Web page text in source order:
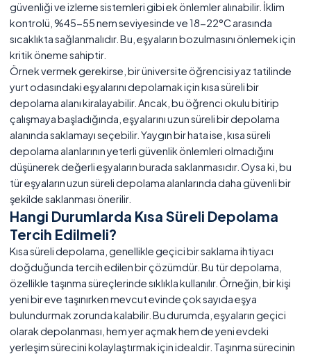
güvenliği ve izleme sistemleri gibi ek önlemler alınabilir. İklim
kontrolü, %45-55 nem seviyesinde ve 18-22°C arasında
sıcaklıkta sağlanmalıdır. Bu, eşyaların bozulmasını önlemek için
kritik öneme sahiptir.
Örnek vermek gerekirse, bir üniversite öğrencisi yaz tatilinde
yurt odasındaki eşyalarını depolamak için kısa süreli bir
depolama alanı kiralayabilir. Ancak, bu öğrenci okulu bitirip
çalışmaya başladığında, eşyalarını uzun süreli bir depolama
alanında saklamayı seçebilir. Yaygın bir hata ise, kısa süreli
depolama alanlarının yeterli güvenlik önlemleri olmadığını
düşünerek değerli eşyaların burada saklanmasıdır. Oysa ki, bu
tür eşyaların uzun süreli depolama alanlarında daha güvenli bir
şekilde saklanması önerilir.
Hangi Durumlarda Kısa Süreli Depolama
Tercih Edilmeli?
Kısa süreli depolama, genellikle geçici bir saklama ihtiyacı
doğduğunda tercih edilen bir çözümdür. Bu tür depolama,
özellikle taşınma süreçlerinde sıklıkla kullanılır. Örneğin, bir kişi
yeni bir eve taşınırken mevcut evinde çok sayıda eşya
bulundurmak zorunda kalabilir. Bu durumda, eşyaların geçici
olarak depolanması, hem yer açmak hem de yeni evdeki
yerleşim sürecini kolaylaştırmak için idealdir. Taşınma sürecinin